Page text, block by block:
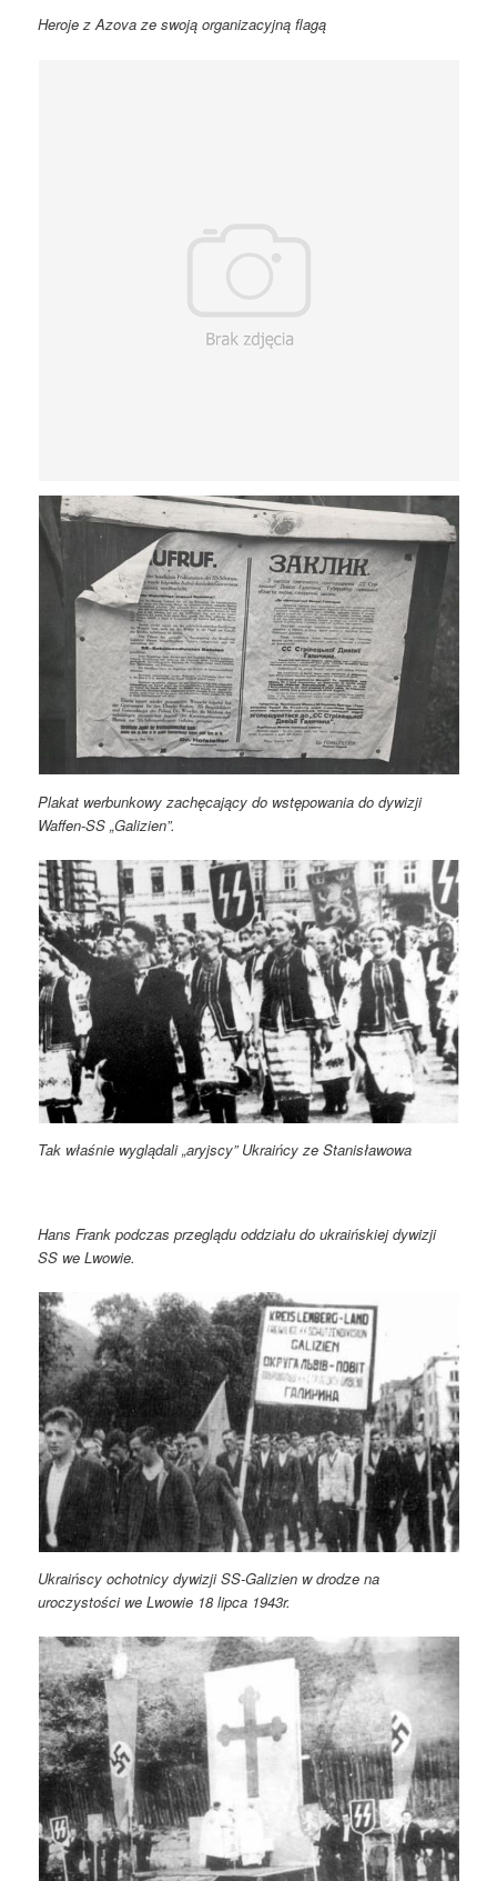
Heroje z Azova ze swoją organizacyjną flagą
Plakat werbunkowy zachęcający do wstępowania do dywizji
Waffen-SS „Galizien”.
Tak właśnie wyglądali „aryjscy” Ukraińcy ze Stanisławowa
Hans Frank podczas przeglądu oddziału do ukraińskiej dywizji
SS we Lwowie.
Ukraińscy ochotnicy dywizji SS-Galizien w drodze na
uroczystości we Lwowie 18 lipca 1943r.